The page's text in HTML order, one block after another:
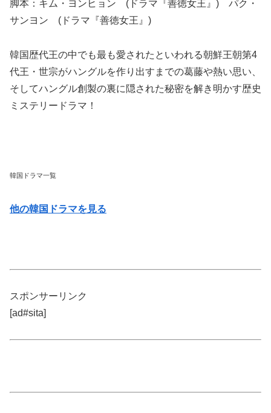
脚本：キム・ヨンヒョン (ドラマ『善徳女王』) パク・
サンヨン (ドラマ『善徳女王』)
韓国歴代王の中でも最も愛されたといわれる朝鮮王朝第4
代王・世宗がハングルを作り出すまでの葛藤や熱い思い、
そしてハングル創製の裏に隠された秘密を解き明かす歴史
ミステリードラマ！
韓国ドラマ一覧
他の韓国ドラマを見る
スポンサーリンク
[ad#sita]